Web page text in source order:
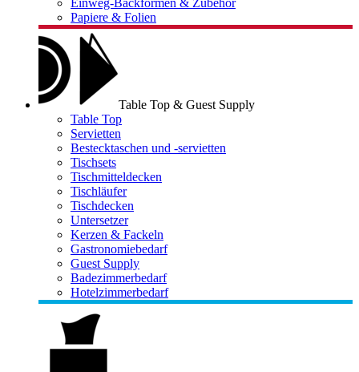
Einweg-Backformen & Zubehör
Papiere & Folien
Table Top & Guest Supply
Table Top
Servietten
Bestecktaschen und -servietten
Tischsets
Tischmitteldecken
Tischläufer
Tischdecken
Untersetzer
Kerzen & Fackeln
Gastronomiebedarf
Guest Supply
Badezimmerbedarf
Hotelzimmerbedarf